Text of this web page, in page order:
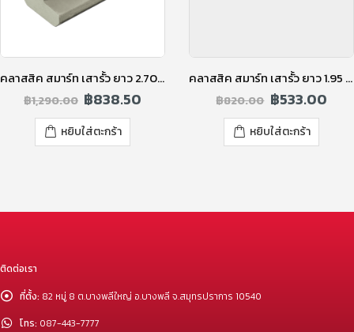
คลาสสิค สมาร์ท เสารั้ว ยาว 2.70 ม. สูง 2.50 ม. (RC.S)
฿1,290.00 ฿838.50
หยิบใส่ตะกร้า
คลาสสิค สมาร์ท เสารั้ว ยาว 1.95 ม. สูง 1.75 ม.
฿820.00 ฿533.00
หยิบใส่ตะกร้า
ติดต่อเรา
ที่ตั้ง: 82 หมู่ 8 ต.บางพลีใหญ่ อ.บางพลี จ.สมุทรปราการ 10540
โทร: 087-443-7777